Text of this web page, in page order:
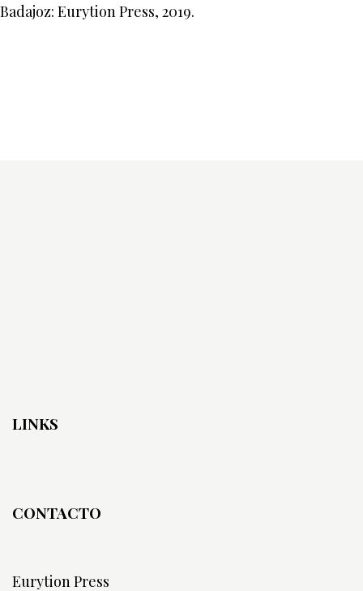
Badajoz: Eurytion Press, 2019.
LINKS
CONTACTO
Eurytion Press